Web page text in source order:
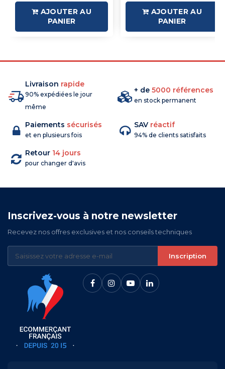
AJOUTER AU
PANIER
AJOUTER AU
PANIER
Livraison rapide
90% expédiées le jour
même
+ de 5000 références
en stock permanent
Paiements sécurisés
et en plusieurs fois
SAV réactif
94% de clients satisfaits
Retour 14 jours
pour changer d'avis
Inscrivez-vous à notre newsletter
Recevez nos offres exclusives et nos conseils techniques
Inscription